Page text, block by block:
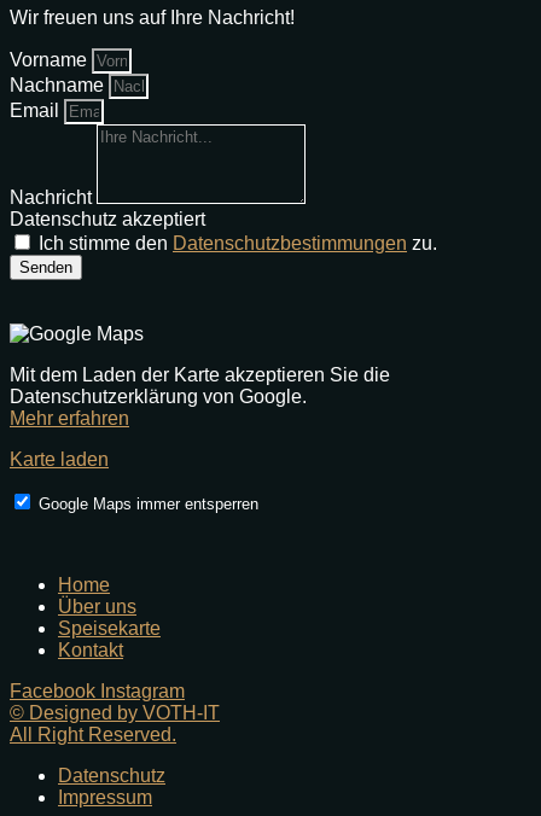
Wir freuen uns auf Ihre Nachricht!
Vorname
Nachname
Email
Nachricht
Datenschutz akzeptiert
Ich stimme den Datenschutzbestimmungen zu.
Senden
Mit dem Laden der Karte akzeptieren Sie die
Datenschutzerklärung von Google.
Mehr erfahren
Karte laden
Google Maps immer entsperren
Home
Über uns
Speisekarte
Kontakt
Facebook Instagram
© Designed by VOTH-IT
All Right Reserved.
Datenschutz
Impressum